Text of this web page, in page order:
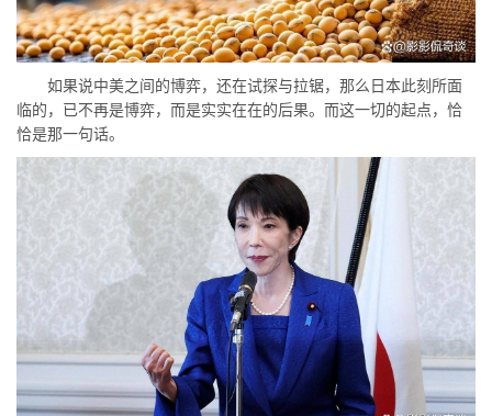
如果说中美之间的博弈，还在试探与拉锯，那么日本此刻所面
临的，已不再是博弈，而是实实在在的后果。而这一切的起点，恰
恰是那一句话。